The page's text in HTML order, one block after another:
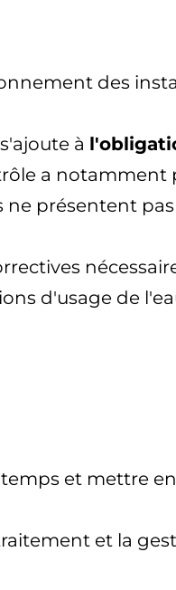
des
à
a notamment
ne présentent
d'usage de
temps et mettre
et la